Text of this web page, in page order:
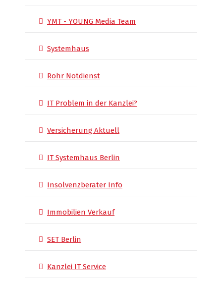
YMT - YOUNG Media Team
Systemhaus
Rohr Notdienst
IT Problem in der Kanzlei?
Versicherung Aktuell
IT Systemhaus Berlin
Insolvenzberater Info
Immobilien Verkauf
SET Berlin
Kanzlei IT Service